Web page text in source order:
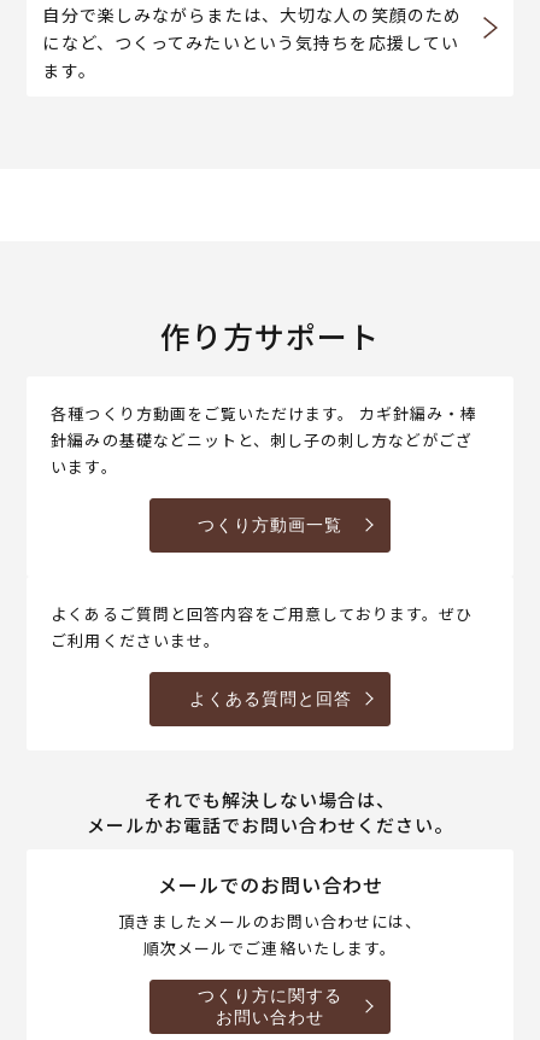
自分で楽しみながらまたは、大切な人の笑顔のため
になど、つくってみたいという気持ちを応援してい
ます。
作り方サポート
各種つくり方動画をご覧いただけます。 カギ針編み・棒
針編みの基礎などニットと、刺し子の刺し方などがござ
います。
つくり方動画一覧
よくあるご質問と回答内容をご用意しております。ぜひ
ご利用くださいませ。
よくある質問と回答
それでも解決しない場合は、
メールかお電話でお問い合わせください。
メールでのお問い合わせ
頂きましたメールのお問い合わせには、
順次メールでご連絡いたします。
つくり方に関する
お問い合わせ